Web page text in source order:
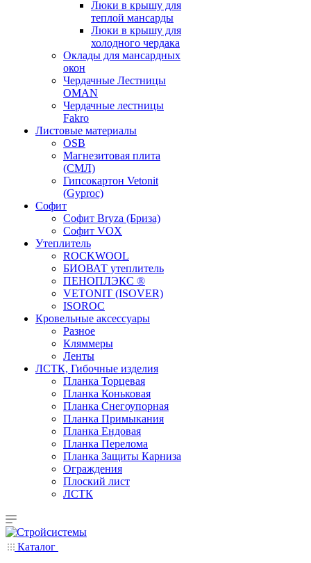
Люки в крышу для
теплой мансарды
Люки в крышу для
холодного чердака
Оклады для мансардных
окон
Чердачные Лестницы
OMAN
Чердачные лестницы
Fakro
Листовые материалы
OSB
Магнезитовая плита
(СМЛ)
Гипсокартон Vetonit
(Gyproc)
Софит
Софит Bryza (Бриза)
Софит VOX
Утеплитель
ROCKWOOL
БИОВАТ утеплитель
ПЕНОПЛЭКС ®
VETONIT (ISOVER)
ISOROC
Кровельные аксессуары
Разное
Кляммеры
Ленты
ЛСТК, Гибочные изделия
Планка Торцевая
Планка Коньковая
Планка Снегоупорная
Планка Примыкания
Планка Ендовая
Планка Перелома
Планка Защиты Карниза
Ограждения
Плоский лист
ЛСТК
Каталог